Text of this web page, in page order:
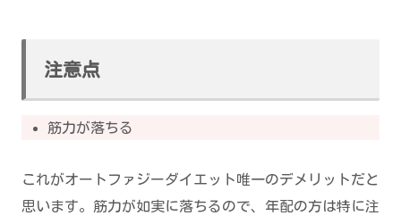
注意点
筋力が落ちる
これがオートファジーダイエット唯一のデメリットだと
思います。筋力が如実に落ちるので、年配の方は特に注